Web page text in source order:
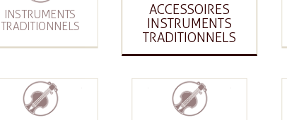
INSTRUMENTS
TRADITIONNELS
ACCESSOIRES
INSTRUMENTS
TRADITIONNELS